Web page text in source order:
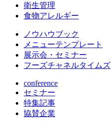
衛生管理
食物アレルギー
ノウハウブック
メニューテンプレート
展示会・セミナー
フーズチャネルタイムズ
conference
セミナー
特集記事
協賛企業